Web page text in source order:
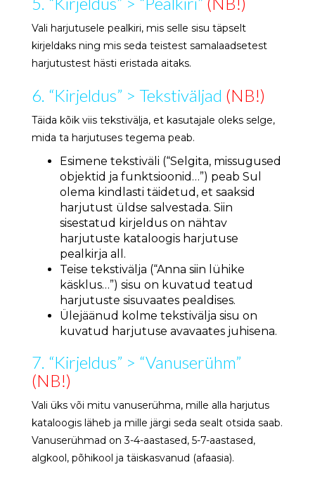
Vali harjutusele pealkiri, mis selle sisu täpselt
kirjeldaks ning mis seda teistest samalaadsetest
harjutustest hästi eristada aitaks.
6. “Kirjeldus” > Tekstiväljad (NB!)
Täida kõik viis tekstivälja, et kasutajale oleks selge,
mida ta harjutuses tegema peab.
Esimene tekstiväli (“Selgita, missugused
objektid ja funktsioonid…”) peab Sul
olema kindlasti täidetud, et saaksid
harjutust üldse salvestada. Siin
sisestatud kirjeldus on nähtav
harjutuste kataloogis harjutuse
pealkirja all.
Teise tekstivälja (“Anna siin lühike
käsklus…”) sisu on kuvatud teatud
harjutuste sisuvaates pealdises.
Ülejäänud kolme tekstivälja sisu on
kuvatud harjutuse avavaates juhisena.
7. “Kirjeldus” > “Vanuserühm”
(NB!)
Vali üks või mitu vanuserühma, mille alla harjutus
kataloogis läheb ja mille järgi seda sealt otsida saab.
Vanuserühmad on 3-4-aastased, 5-7-aastased,
algkool, põhikool ja täiskasvanud (afaasia).